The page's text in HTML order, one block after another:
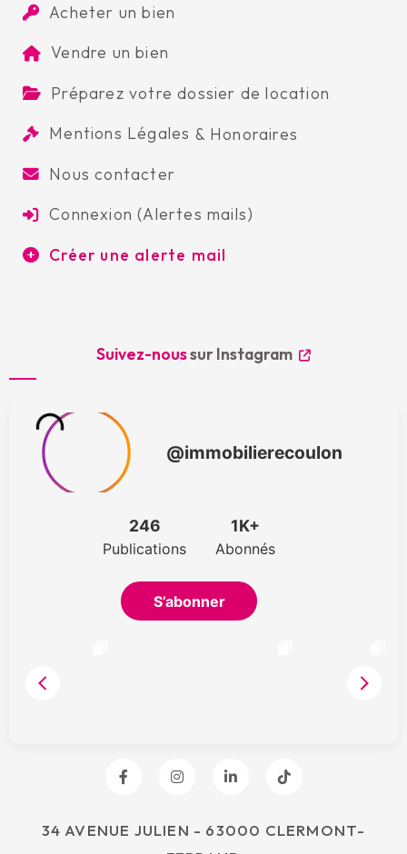
Acheter un bien
Vendre un bien
Préparez votre dossier de location
Mentions Légales & Honoraires
Nous contacter
Connexion (Alertes mails)
Créer une alerte mail
Suivez-noussur Instagram
34 AVENUE JULIEN - 63000 CLERMONT-